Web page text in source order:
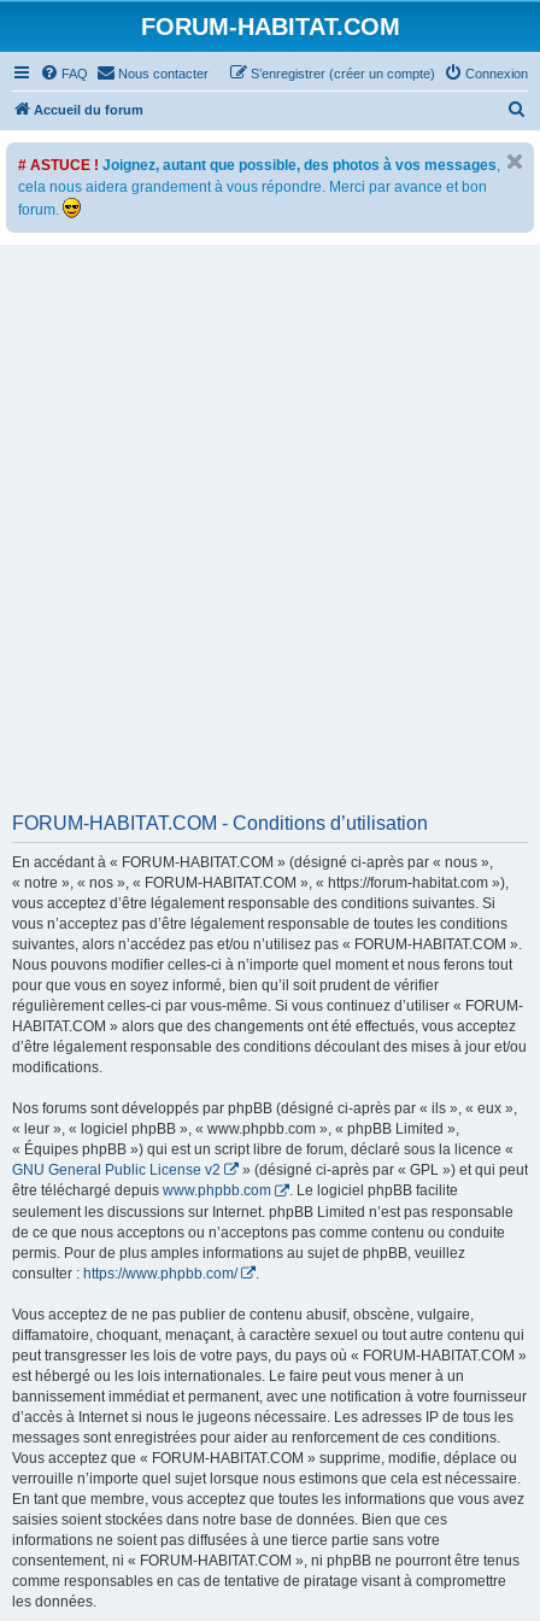
FORUM-HABITAT.COM
FAQ Nous contacter Connexion
S’enregistrer (créer un compte)
Accueil du forum
e
# ASTUCE ! Joignez, autant que possible, des photos à vos messages,
cela nous aidera grandement à vous répondre. Merci par avance et bon
forum.
FORUM-HABITAT.COM - Conditions d’utilisation
En accédant à « FORUM-HABITAT.COM » (désigné ci-après par « nous »,
« notre », « nos », « FORUM-HABITAT.COM », « https://forum-habitat.com »),
vous acceptez d’être légalement responsable des conditions suivantes. Si
vous n’acceptez pas d’être légalement responsable de toutes les conditions
suivantes, alors n’accédez pas et/ou n’utilisez pas « FORUM-HABITAT.COM ».
Nous pouvons modifier celles-ci à n’importe quel moment et nous ferons tout
pour que vous en soyez informé, bien qu’il soit prudent de vérifier
régulièrement celles-ci par vous-même. Si vous continuez d’utiliser « FORUM-
HABITAT.COM » alors que des changements ont été effectués, vous acceptez
d’être légalement responsable des conditions découlant des mises à jour et/ou
modifications.
Nos forums sont développés par phpBB (désigné ci-après par « ils », « eux »,
« leur », « logiciel phpBB », « www.phpbb.com », « phpBB Limited »,
« Équipes phpBB ») qui est un script libre de forum, déclaré sous la licence «
GNU General Public License v2
» (désigné ci-après par « GPL ») et qui peut
être téléchargé depuis www.phpbb.com
. Le logiciel phpBB facilite
seulement les discussions sur Internet. phpBB Limited n’est pas responsable
de ce que nous acceptons ou n’acceptons pas comme contenu ou conduite
permis. Pour de plus amples informations au sujet de phpBB, veuillez
consulter : https://www.phpbb.com/
Vous acceptez de ne pas publier de contenu abusif, obscène, vulgaire,
diffamatoire, choquant, menaçant, à caractère sexuel ou tout autre contenu qui
peut transgresser les lois de votre pays, du pays où « FORUM-HABITAT.COM »
est hébergé ou les lois internationales. Le faire peut vous mener à un
bannissement immédiat et permanent, avec une notification à votre fournisseur
d’accès à Internet si nous le jugeons nécessaire. Les adresses IP de tous les
messages sont enregistrées pour aider au renforcement de ces conditions.
Vous acceptez que « FORUM-HABITAT.COM » supprime, modifie, déplace ou
verrouille n’importe quel sujet lorsque nous estimons que cela est nécessaire.
En tant que membre, vous acceptez que toutes les informations que vous avez
saisies soient stockées dans notre base de données. Bien que ces
informations ne soient pas diffusées à une tierce partie sans votre
consentement, ni « FORUM-HABITAT.COM », ni phpBB ne pourront être tenus
comme responsables en cas de tentative de piratage visant à compromettre
les données.